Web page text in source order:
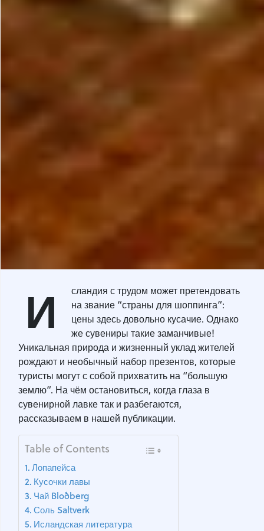
И
сландия с трудом может претендовать
на звание “страны для шоппинга”:
цены здесь довольно кусачие. Однако
же сувениры такие заманчивые!
Уникальная природа и жизненный уклад жителей
рождают и необычный набор презентов, которые
туристы могут с собой прихватить на “большую
землю”. На чём остановиться, когда глаза в
сувенирной лавке так и разбегаются,
рассказываем в нашей публикации.
Table of Contents
Лопапейса
Кусочки лавы
Чай Bloðberg
Соль Saltverk
Исландская литература